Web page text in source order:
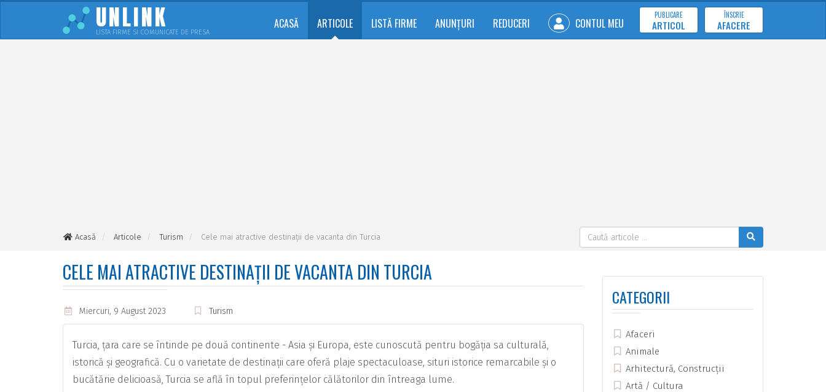
UNLINK
LISTA FIRME SI COMUNICATE DE PRESA
ACASĂ ARTICOLE LISTĂ FIRME ANUNȚURI REDUCERI CONTUL MEU
PUBLICARE
ARTICOL
ÎNSCRIE
AFACERE
Acasă Articole Turism Cele mai atractive destinații de vacanta din Turcia
CELE MAI ATRACTIVE DESTINAȚII DE VACANTA DIN TURCIA
Miercuri, 9 August 2023 Turism
Turcia, țara care se întinde pe două continente - Asia și Europa, este cunoscută pentru bogăția sa culturală,
istorică și geografică. Cu o varietate de destinații care oferă plaje spectaculoase, situri istorice remarcabile și o
bucătărie delicioasă, Turcia se află în topul preferințelor călătorilor din întreaga lume.
CATEGORII
Afaceri
Animale
Arhitectură, Construcții
Artă / Cultura